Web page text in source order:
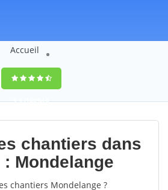
Accueil
9,4(100%)0
votes
chantiers dans
Mondelange
chantiers Mondelange ?